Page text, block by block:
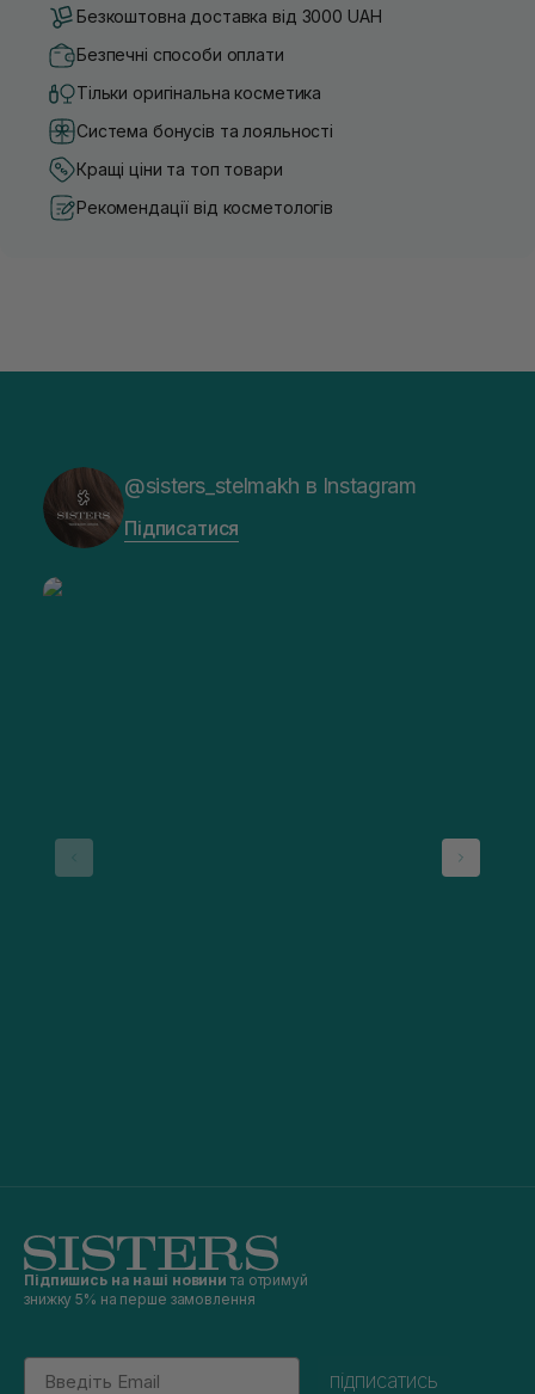
Безкоштовна доставка від 3000 UAH
Безпечні способи оплати
Тільки оригінальна косметика
Система бонусів та лояльності
Кращі ціни та топ товари
Рекомендації від косметологів
@sisters_stelmakh в Instagram
Підписатися
Підпишись на наші новини та отримуй
знижку 5% на перше замовлення
Email
підписатись